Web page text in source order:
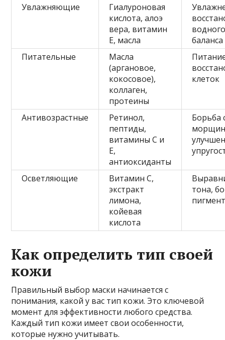
Увлажняющие
Гиалуроновая
кислота, алоэ
вера, витамин
Е, масла
баланса
Питательные
Масла
(аргановое,
кокосовое),
коллаген,
протеины
клеток
Антивозрастные
Ретинол,
пептиды,
витамины С и
Е,
антиоксиданты
Борьба
Осветляющие
Витамин C,
экстракт
лимона,
койевая
кислота
тона,
Как определить тип своей
кожи
Правильный выбор маски начинается с
понимания, какой у вас тип кожи. Это ключевой
момент для эффективности любого средства.
Каждый тип кожи имеет свои особенности,
которые нужно учитывать.